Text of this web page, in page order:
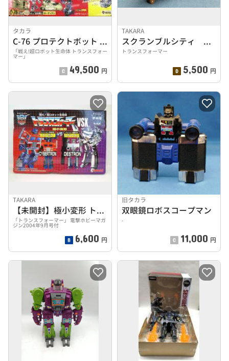
タカラ
C-76 プロテクトボット 合体戦士 ガーディアン
「戦え!超ロボット生命体 トランスフォー
マー」
49,500 円
TAKARA
スクランブルシティ ブレストオフ
トランスフォーマー
5,500 円
TAKARA
【未開封】極小変形 トランスフォーマー VSXセット
「トランスフォーマー」 電撃ホビーマガ
ジン2004年9月号付
6,600 円
旧タカラ
双眼鏡ロボスコープマン
-
11,000 円